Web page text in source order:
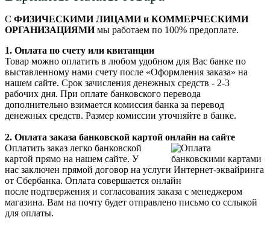
С ФИЗИЧЕСКИМИ ЛИЦАМИ и КОММЕРЧЕСКИМИ
ОРГАНИЗАЦИЯМИмы работаем по 100% предоплате.
1. Оплата по счету или квитанции
Товар можно оплатить в любом удобном для Вас банке по
выставленному нами счету после «Оформления заказа» на
нашем сайте. Срок зачисления денежных средств - 2-3
рабочих дня. При оплате банковского перевода
дополнительно взимается комиссия банка за перевод
денежных средств. Размер комиссии уточняйте в банке.
2. Оплата заказа банковской картой онлайн на сайте
Оплатить заказ легко банковской
картой прямо на нашем сайте. У
нас заключен прямой договор на услуги Интернет-эквайринга
от Сбербанка. Оплата совершается онлайн
после подтвержения и согласования заказа с менеджером
магазина. Вам на почту будет отправлено письмо со сслыкой
для оплаты.